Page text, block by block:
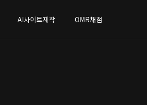
AI사이트제작 OMR채점